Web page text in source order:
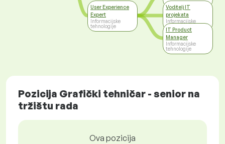
User Experience
Expert
Informacijske
tehnologije
Voditelj IT
projekata
Informacijske
tehnologije
IT Product
Manager
Informacijske
tehnologije
Pozicija Grafički tehničar - senior na
tržištu rada
Ova pozicija